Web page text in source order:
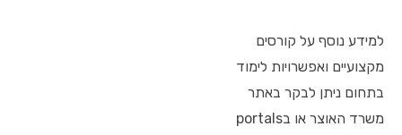
למידע נוסף על קורסים
מקצועיים ואפשרויות לימוד
בתחום ניתן לבקר באתר
משרד האוצר או בportals